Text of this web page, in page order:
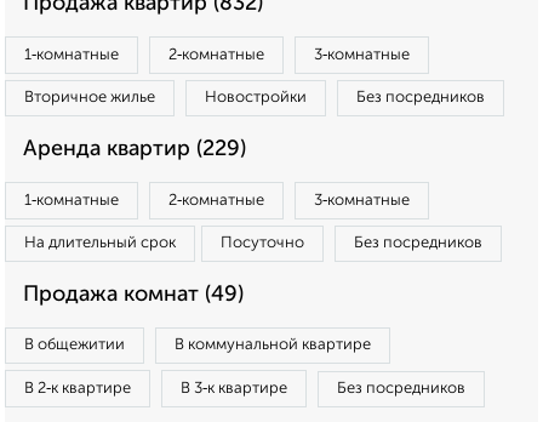
1‑комнатные 2‑комнатные 3‑комнатные
Вторичное жилье Новостройки Без посредников
Аренда квартир (229)
1‑комнатные 2‑комнатные 3‑комнатные
На длительный срок Посуточно Без посредников
Продажа комнат (49)
В общежитии В коммунальной квартире
В 2‑к квартире В 3‑к квартире Без посредников